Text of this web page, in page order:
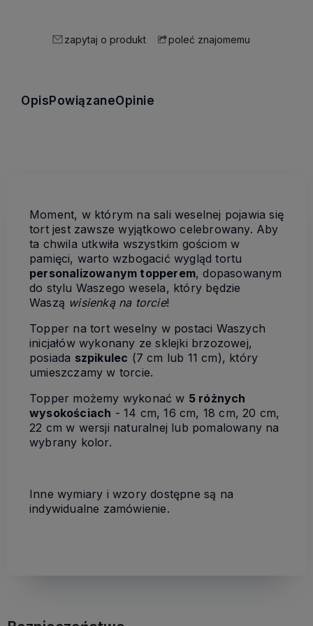
zapytaj o produkt poleć znajomemu
OpisPowiązaneOpinie
Moment, w którym na sali weselnej pojawia się
tort jest zawsze wyjątkowo celebrowany. Aby
ta chwila utkwiła wszystkim gościom w
pamięci, warto wzbogacić wygląd tortu
personalizowanym topperem, dopasowanym
do stylu Waszego wesela, który będzie
Waszą wisienką na torcie!
Topper na tort weselny w postaci Waszych
inicjałów wykonany ze sklejki brzozowej,
posiada szpikulec (7 cm lub 11 cm), który
umieszczamy w torcie.
Topper możemy wykonać w 5 różnych
wysokościach - 14 cm, 16 cm, 18 cm, 20 cm,
22 cm w wersji naturalnej lub pomalowany na
wybrany kolor.
Inne wymiary i wzory dostępne są na
indywidualne zamówienie.